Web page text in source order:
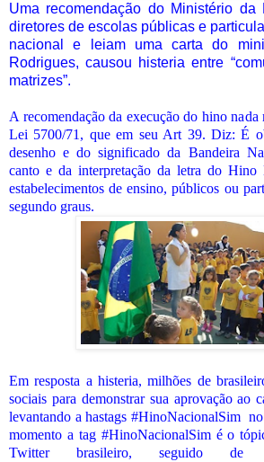
Uma recomendação do Ministério da
diretores de escolas públicas e
nacional e leiam uma carta do
Rodrigues, causou histeria entre
matrizes”.
A recomendação da execução do hino nada
Lei 5700/71, que em seu Art 39. Diz: É
desenho e do significado da Bandeira
canto e da interpretação da letra do Hino
estabelecimentos de ensino, públicos ou
segundo graus.
Em resposta a histeria, milhões de
sociais para demonstrar sua aprovação ao
levantando a hastags #HinoNacionalSim
momento a tag #HinoNacionalSim é o
Twitter brasileiro, seguido